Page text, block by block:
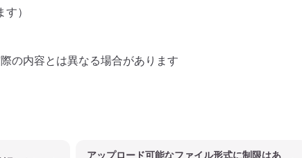
）
の内容とは異なる場合があります
アップロード可能なファイル形式に制限はあ